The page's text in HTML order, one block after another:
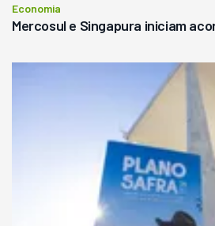
Economia
Mercosul e Singapura iniciam